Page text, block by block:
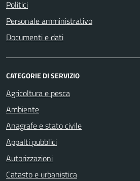
Politici
Personale amministrativo
Documenti e dati
CATEGORIE DI SERVIZIO
Agricoltura e pesca
Ambiente
Anagrafe e stato civile
Appalti pubblici
Autorizzazioni
Catasto e urbanistica